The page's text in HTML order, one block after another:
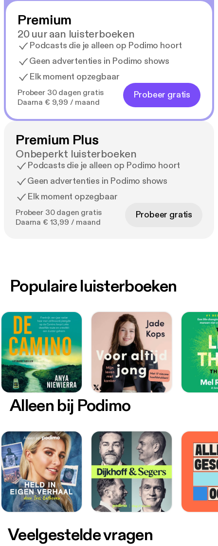
voorgoed verdwenen is. Totdat Karen een
telefoontje krijgt van iemand die beweert Joost op
Curaçao gezien te hebben, levend en wel.
Premium
20 uur aan luisterboeken
Podcasts die je alleen op Podimo hoort
Geen advertenties in Podimo shows
Elk moment opzegbaar
Probeer 30 dagen gratis
Daarna € 9,99 / maand
Probeer gratis
Premium Plus
Onbeperkt luisterboeken
Podcasts die je alleen op Podimo hoort
Geen advertenties in Podimo shows
Elk moment opzegbaar
Probeer 30 dagen gratis
Daarna € 13,99 / maand
Probeer gratis
Alleen bij Podimo
Populaire luisterboeken
Veelgestelde vragen